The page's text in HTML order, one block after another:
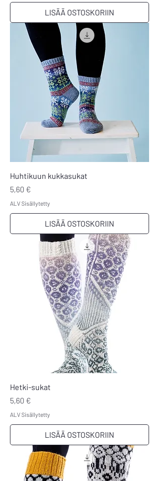
LISÄÄ OSTOSKORIIN
Huhtikuun kukkasukat
Hinta
5,60 €
ALV Sisällytetty
LISÄÄ OSTOSKORIIN
Hetki-sukat
Hinta
5,60 €
ALV Sisällytetty
LISÄÄ OSTOSKORIIN